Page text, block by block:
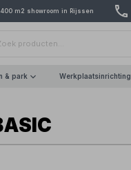
m2 showroom in Rijssen
& park Werkplaatsinrichting